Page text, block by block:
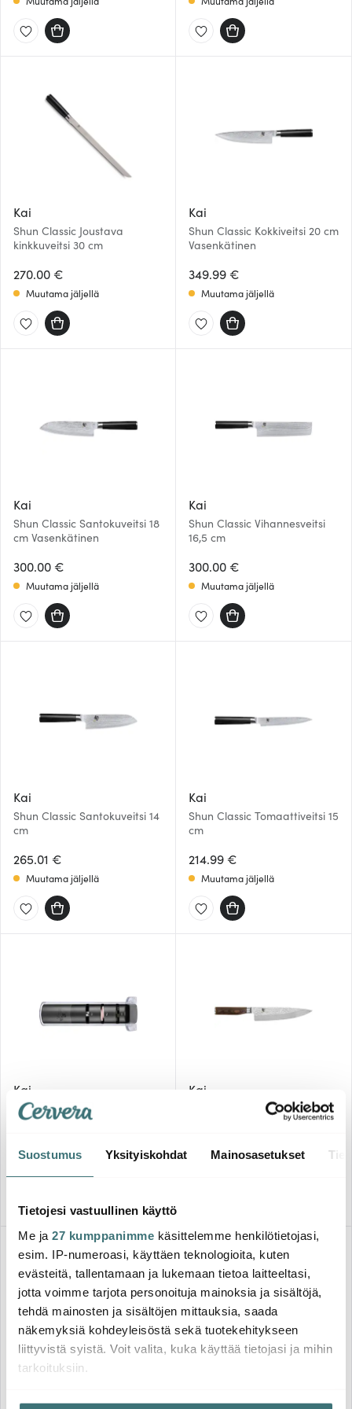
Suostumus Yksityiskohdat Mainosasetukset
Tietojesi vastuullinen käyttö
Me ja 27 kumppanimme käsittelemme henkilötietojasi,
esim. IP-numeroasi, käyttäen teknologioita, kuten
evästeitä, tallentamaan ja lukemaan tietoa laitteeltasi,
jotta voimme tarjota personoituja mainoksia ja sisältöjä,
tehdä mainosten ja sisältöjen mittauksia, saada
näkemyksiä kohdeyleisöstä sekä tuotekehitykseen
liittyvistä syistä. Voit valita, kuka käyttää tietojasi ja mihin
tarkoituksiin.
Jos sallit, haluamme myös tehdä seuraavia:
Kai
Shun Classic Joustava
kinkkuveitsi 30 cm
270.00 €
Muutama jäljellä
Kai
Shun Classic Kokkiveitsi 20 cm
Vasenkätinen
349.99 €
Muutama jäljellä
Kai
Shun Classic Santokuveitsi 18
cm Vasenkätinen
300.00 €
Muutama jäljellä
Kai
Shun Classic Vihannesveitsi
16,5 cm
300.00 €
Muutama jäljellä
Kai
Shun Classic Santokuveitsi 14
cm
265.01 €
Muutama jäljellä
Kai
Shun Classic Tomaattiveitsi 15
cm
214.99 €
Muutama jäljellä
Kai
Timantti- ja keraaminen
veitsenteroitin (kaksipuolinen)
50.00 €
Kai
Shun Premier Kokkiveitsi 20
369.00 €
Shun Premier Leikkuuveitsi 24
Shun Classic Fileerausveitsi 18